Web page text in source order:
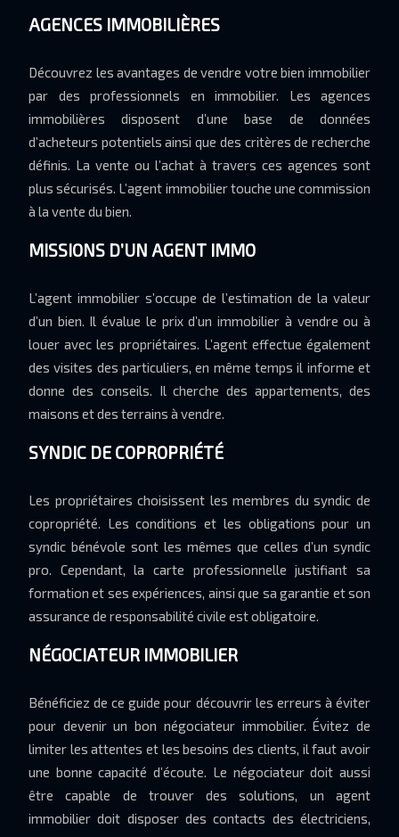
AGENCES IMMOBILIÈRES
Découvrez les avantages de vendre votre bien immobilier
par des professionnels en immobilier. Les agences
immobilières disposent d’une base de données
d’acheteurs potentiels ainsi que des critères de recherche
définis. La vente ou l’achat à travers ces agences sont
plus sécurisés. L’agent immobilier touche une commission
à la vente du bien.
MISSIONS D’UN AGENT IMMO
L’agent immobilier s’occupe de l’estimation de la valeur
d’un bien. Il évalue le prix d’un immobilier à vendre ou à
louer avec les propriétaires. L’agent effectue également
des visites des particuliers, en même temps il informe et
donne des conseils. Il cherche des appartements, des
maisons et des terrains à vendre.
SYNDIC DE COPROPRIÉTÉ
Les propriétaires choisissent les membres du syndic de
copropriété. Les conditions et les obligations pour un
syndic bénévole sont les mêmes que celles d’un syndic
pro. Cependant, la carte professionnelle justifiant sa
formation et ses expériences, ainsi que sa garantie et son
assurance de responsabilité civile est obligatoire.
NÉGOCIATEUR IMMOBILIER
Bénéficiez de ce guide pour découvrir les erreurs à éviter
pour devenir un bon négociateur immobilier. Évitez de
limiter les attentes et les besoins des clients, il faut avoir
une bonne capacité d’écoute. Le négociateur doit aussi
être capable de trouver des solutions, un agent
immobilier doit disposer des contacts des électriciens,